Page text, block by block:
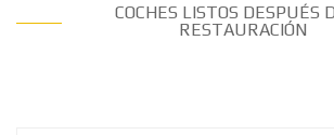
COCHES LISTOS DESPUÉS
RESTAURACIÓN